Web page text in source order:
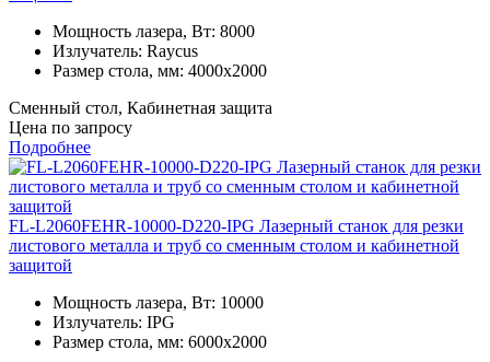
Мощность лазера, Вт: 8000
Излучатель: Raycus
Размер стола, мм: 4000x2000
Сменный стол, Кабинетная защита
Цена по запросу
Подробнее
FL-L2060FEHR-10000-D220-IPG Лазерный станок для резки
листового металла и труб со сменным столом и кабинетной
защитой
Мощность лазера, Вт: 10000
Излучатель: IPG
Размер стола, мм: 6000x2000